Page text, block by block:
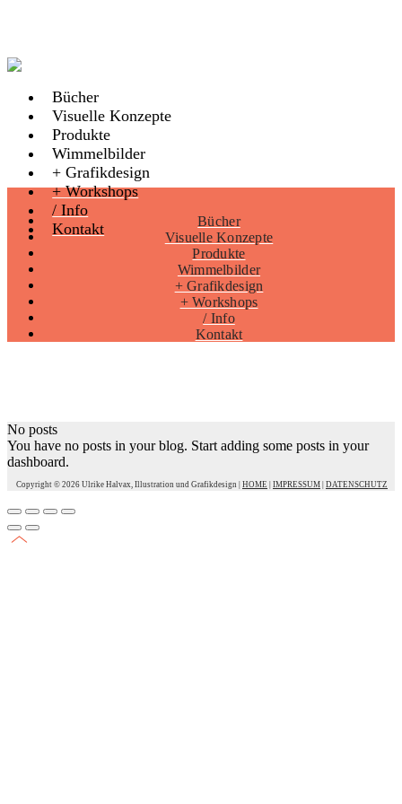
Bücher
Visuelle Konzepte
Produkte
Wimmelbilder
+ Grafikdesign
+ Workshops
/ Info
Kontakt
Bücher
Visuelle Konzepte
Produkte
Wimmelbilder
+ Grafikdesign
+ Workshops
/ Info
Kontakt
No posts
You have no posts in your blog. Start adding some posts in your
dashboard.
Copyright © 2026 Ulrike Halvax, Illustration und Grafikdesign | HOME IMPRESSUM DATENSCHUTZ